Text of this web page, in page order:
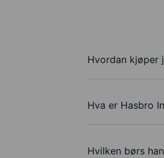
Hvordan kjøper
Hva er Hasbro
Hvilken børs